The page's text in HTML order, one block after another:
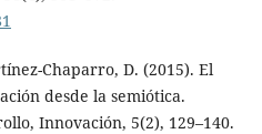
Chaparro, D. (2015). El
desde la semiótica.
Innovación, 5(2), 129–140.